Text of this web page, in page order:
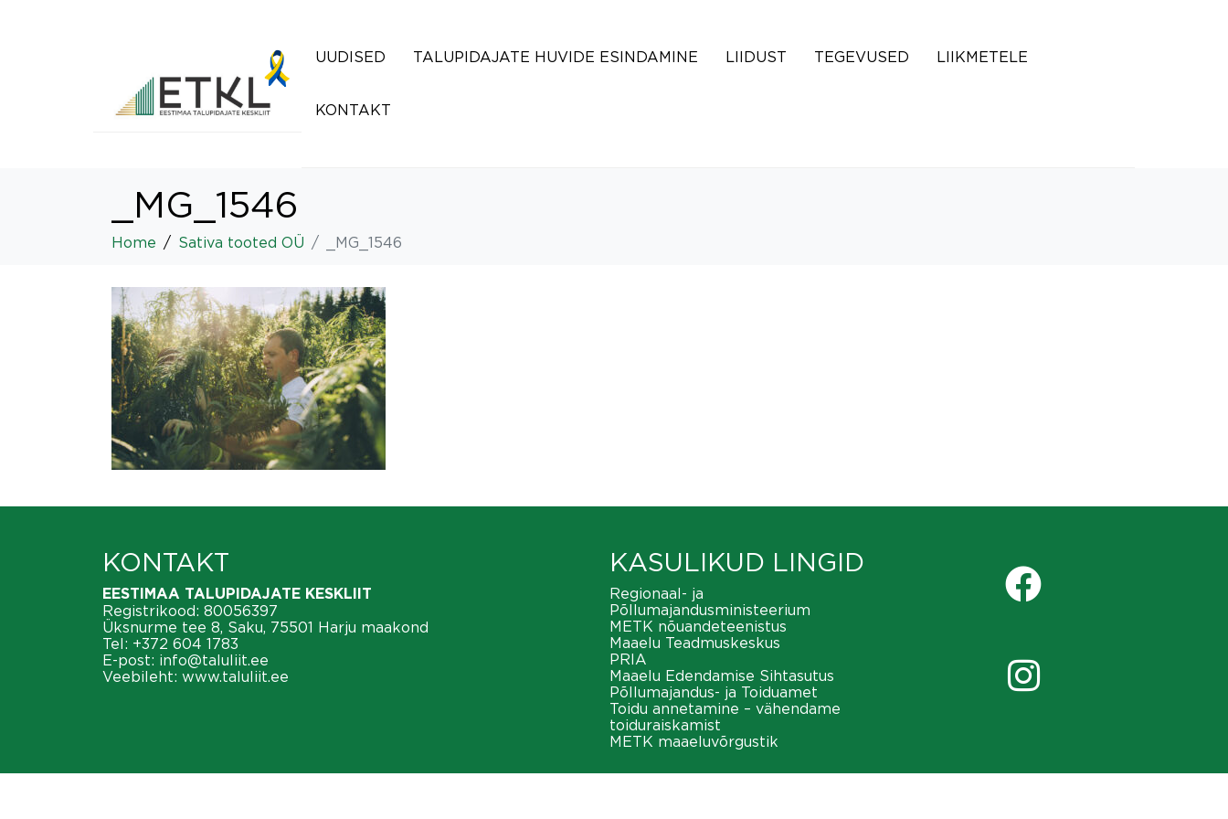
UUDISED TALUPIDAJATE HUVIDE ESINDAMINE LIIDUST TEGEVUSED LIIKMETELE
KONTAKT
_MG_1546
Home Sativa tooted OÜ _MG_1546
KONTAKT
EESTIMAA TALUPIDAJATE KESKLIIT
Registrikood: 80056397
Üksnurme tee 8, Saku, 75501 Harju maakond
Tel: +372 604 1783
E-post: info@taluliit.ee
Veebileht: www.taluliit.ee
KASULIKUD LINGID
Regionaal- ja
Põllumajandusministeerium
METK nõuandeteenistus
Maaelu Teadmuskeskus
PRIA
Maaelu Edendamise Sihtasutus
Põllumajandus- ja Toiduamet
Toidu annetamine – vähendame
toiduraiskamist
METK maaeluvõrgustik